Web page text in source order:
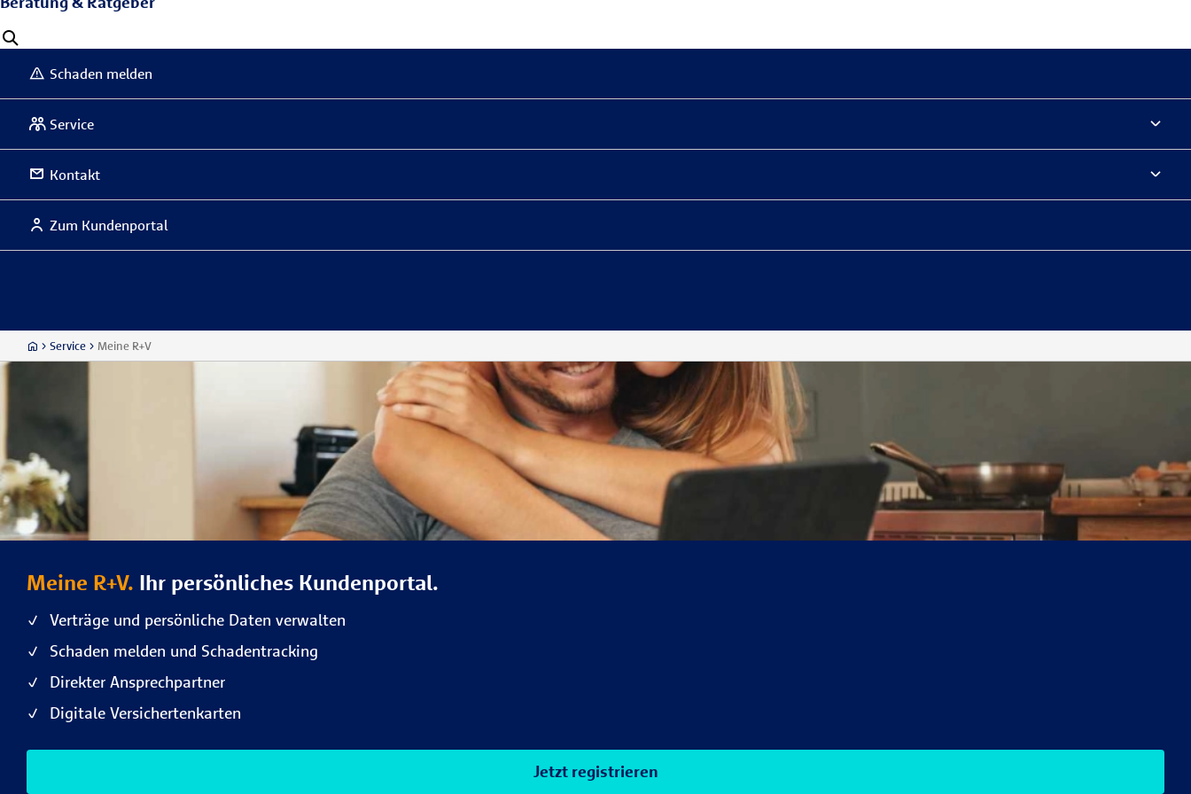
Schaden melden
Service
Kontakt
Zum Kundenportal
Service Meine R+V
Meine R+V. Ihr persönliches Kundenportal.
Verträge und persönliche Daten verwalten
Schaden melden und Schadentracking
Direkter Ansprechpartner
Digitale Versichertenkarten
Jetzt registrieren